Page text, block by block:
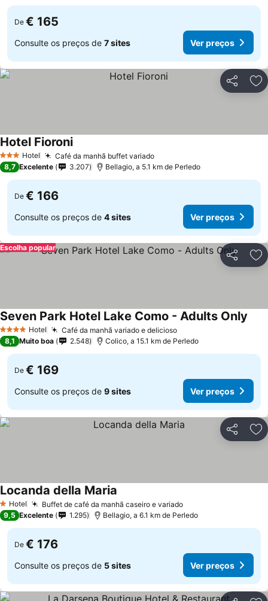
De € 165
Consulte os preços de 7 sites Ver preços
Partilhar
3 EstrelasHotel Café da manhã buffet variado
Hotel Fioroni
8,7 Excelente 3.207 Bellagio, a 5.1 km de Perledo
De € 166
Consulte os preços de 4 sites Ver preços
Partilhar
Escolha popular
4 EstrelasHotel Café da manhã variado e delicioso
Seven Park Hotel Lake Como - Adults Only
8,1 Muito boa 2.548 Colico, a 15.1 km de Perledo
De € 169
Consulte os preços de 9 sites Ver preços
Partilhar
1 Estrelas
Hotel Buffet de café da manhã caseiro e variado
Locanda della Maria
9,5 Excelente 1.295 Bellagio, a 6.1 km de Perledo
De € 176
Consulte os preços de 5 sites Ver preços